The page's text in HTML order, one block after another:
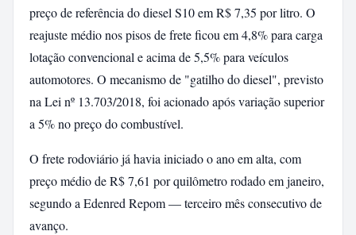
preço de referência do diesel S10 em R$ 7,35 por litro. O
reajuste médio nos pisos de frete ficou em 4,8% para carga
lotação convencional e acima de 5,5% para veículos
automotores. O mecanismo de "gatilho do diesel", previsto
na Lei nº 13.703/2018, foi acionado após variação superior
a 5% no preço do combustível.
O frete rodoviário já havia iniciado o ano em alta, com
preço médio de R$ 7,61 por quilômetro rodado em janeiro,
segundo a Edenred Repom — terceiro mês consecutivo de
avanço.